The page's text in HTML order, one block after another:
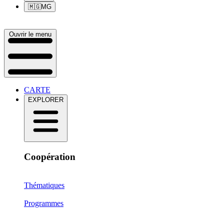
🇲🇬MG
Ouvrir le menu
CARTE
EXPLORER
Coopération
Thématiques
Programmes